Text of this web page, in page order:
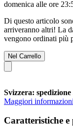
domenica alle ore
Di questo articolo
arriveranno altri! La
vengono ordinati più
Nel Carrello
Svizzera:
Maggiori
Caratteristiche